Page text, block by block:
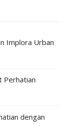
Implora Urban
Perhatian
dengan